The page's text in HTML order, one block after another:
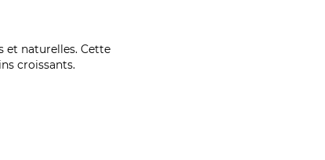
et naturelles. Cette
croissants.